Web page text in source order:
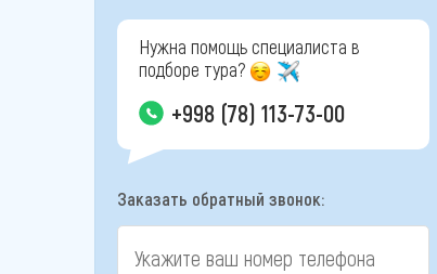
Нужна помощь специалиста в
подборе тура?
+998 (78) 113-73-00
Заказать обратный звонок: